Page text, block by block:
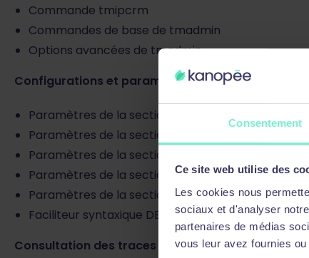
Consentement
Ce site web utilise des
Les cookies nous
sociaux et d'analyser
partenaires de médias
vous leur avez fournies
Commande tmipcrm
Commandes de base de tmadmin
Options avancées de tmadmin
Configurations et paramètres avancés
Paramètres de la section *RESOURCES
Paramètres de la section *MACHINES
Paramètres de la section *GROUPS
Paramètres de la section *SERVERS
Paramètres de la section *SERVICES
Faciliteur syntaxique DEFAULT:
Consultation des traces et supervision